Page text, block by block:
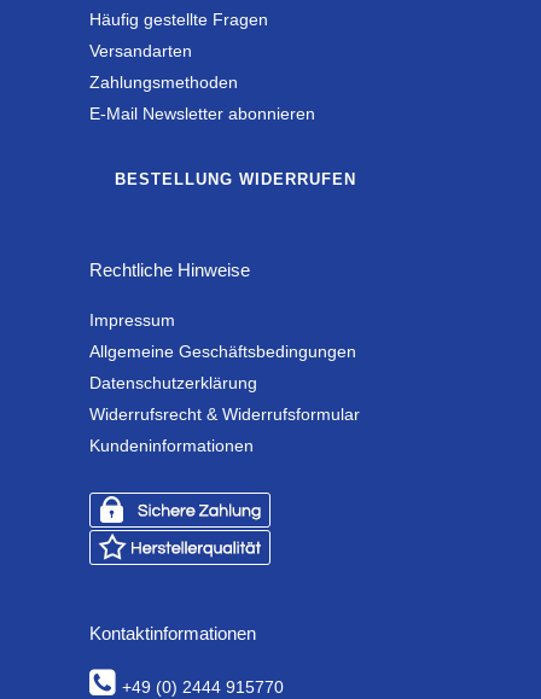
Häufig gestellte Fragen
Versandarten
Zahlungsmethoden
E-Mail Newsletter abonnieren
BESTELLUNG WIDERRUFEN
Rechtliche Hinweise
Impressum
Allgemeine Geschäftsbedingungen
Datenschutzerklärung
Widerrufsrecht & Widerrufsformular
Kundeninformationen
Kontaktinformationen
+49 (0) 2444 915770